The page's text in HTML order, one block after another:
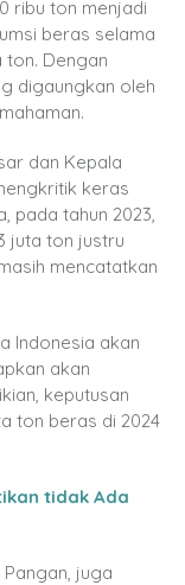
ribu ton menjadi
beras selama
ton. Dengan
digaungkan oleh
dan Kepala
keras
pada tahun 2023,
juta ton justru
mencatatkan
Indonesia akan
akan
keputusan
ton beras di 2024
tidak Ada
juga